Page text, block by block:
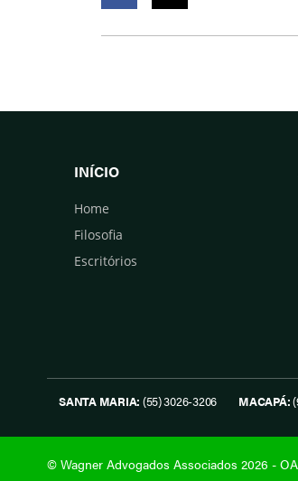
INÍCIO
Home
Filosofia
Escritórios
SANTA MARIA: (55) 3026-3206 MACAPÁ:
© Wagner Advogados Associados 2026 -